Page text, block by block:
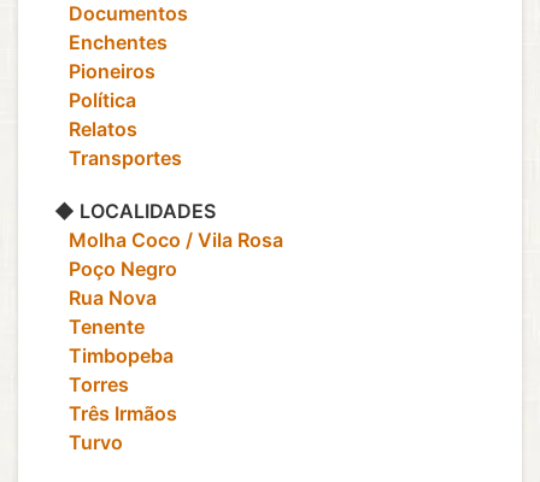
‎ ‎ ‎ Documentos
‎ ‎ ‎ Enchentes
‎ ‎ ‎ Pioneiros
‎ ‎ ‎ Política
‎ ‎ ‎ Relatos
‎ ‎ ‎ Transportes
◆ LOCALIDADES
‎ ‎ ‎ Molha Coco / Vila Rosa
‎ ‎ ‎ Poço Negro
‎ ‎ ‎ Rua Nova
‎ ‎ ‎ Tenente
‎ ‎ ‎ Timbopeba
‎ ‎ ‎ Torres
‎ ‎ ‎ Três Irmãos
‎ ‎ ‎ Turvo